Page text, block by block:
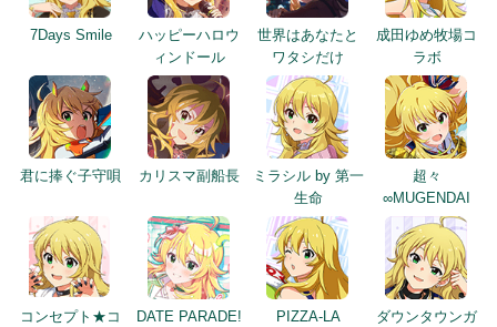
7Days Smile
ハッピーハロウ
ィンドール
世界はあなたと
ワタシだけ
成田ゆめ牧場コ
ラボ
君に捧ぐ子守唄 カリスマ副船長
ミラシル by 第一
生命
超々
∞MUGENDAI
コンセプト★コ DATE PARADE! PIZZA-LA ダウンタウンガ